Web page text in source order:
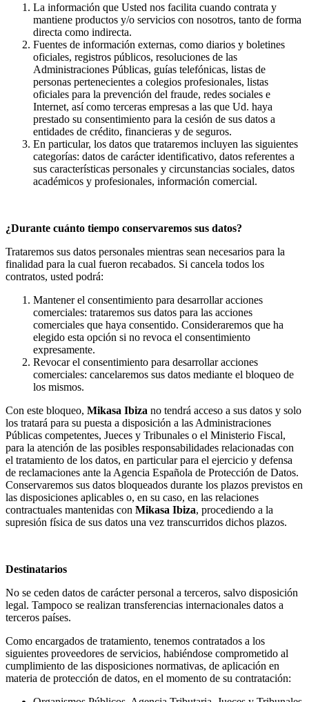
La información que Usted nos facilita cuando contrata y
mantiene productos y/o servicios con nosotros, tanto de forma
directa como indirecta.
Fuentes de información externas, como diarios y boletines
oficiales, registros públicos, resoluciones de las
Administraciones Públicas, guías telefónicas, listas de
personas pertenecientes a colegios profesionales, listas
oficiales para la prevención del fraude, redes sociales e
Internet, así como terceras empresas a las que Ud. haya
prestado su consentimiento para la cesión de sus datos a
entidades de crédito, financieras y de seguros.
En particular, los datos que trataremos incluyen las siguientes
categorías: datos de carácter identificativo, datos referentes a
sus características personales y circunstancias sociales, datos
académicos y profesionales, información comercial.
¿Durante cuánto tiempo conservaremos sus datos?
Trataremos sus datos personales mientras sean necesarios para la
finalidad para la cual fueron recabados. Si cancela todos los
contratos, usted podrá:
Mantener el consentimiento para desarrollar acciones
comerciales: trataremos sus datos para las acciones
comerciales que haya consentido. Consideraremos que ha
elegido esta opción si no revoca el consentimiento
expresamente.
Revocar el consentimiento para desarrollar acciones
comerciales: cancelaremos sus datos mediante el bloqueo de
los mismos.
Con este bloqueo, Mikasa Ibiza no tendrá acceso a sus datos y solo
los tratará para su puesta a disposición a las Administraciones
Públicas competentes, Jueces y Tribunales o el Ministerio Fiscal,
para la atención de las posibles responsabilidades relacionadas con
el tratamiento de los datos, en particular para el ejercicio y defensa
de reclamaciones ante la Agencia Española de Protección de Datos.
Conservaremos sus datos bloqueados durante los plazos previstos en
las disposiciones aplicables o, en su caso, en las relaciones
contractuales mantenidas con Mikasa Ibiza, procediendo a la
supresión física de sus datos una vez transcurridos dichos plazos.
Destinatarios
No se ceden datos de carácter personal a terceros, salvo disposición
legal. Tampoco se realizan transferencias internacionales datos a
terceros países.
Como encargados de tratamiento, tenemos contratados a los
siguientes proveedores de servicios, habiéndose comprometido al
cumplimiento de las disposiciones normativas, de aplicación en
materia de protección de datos, en el momento de su contratación: